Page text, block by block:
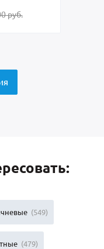
руб.
(549)
(479)